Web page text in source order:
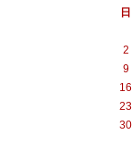
日
2
9
16
23
30